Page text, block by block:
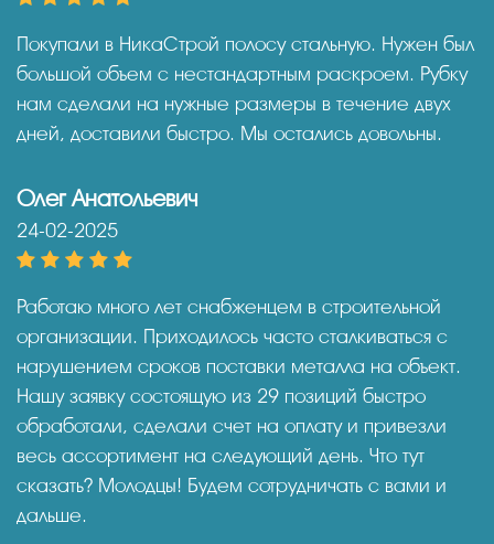
Покупали в НикаСтрой полосу стальную. Нужен был
большой объем с нестандартным раскроем. Рубку
нам сделали на нужные размеры в течение двух
дней, доставили быстро. Мы остались довольны.
Олег Анатольевич
24-02-2025
Работаю много лет снабженцем в строительной
организации. Приходилось часто сталкиваться с
нарушением сроков поставки металла на объект.
Нашу заявку состоящую из 29 позиций быстро
обработали, сделали счет на оплату и привезли
весь ассортимент на следующий день. Что тут
сказать? Молодцы! Будем сотрудничать с вами и
дальше.